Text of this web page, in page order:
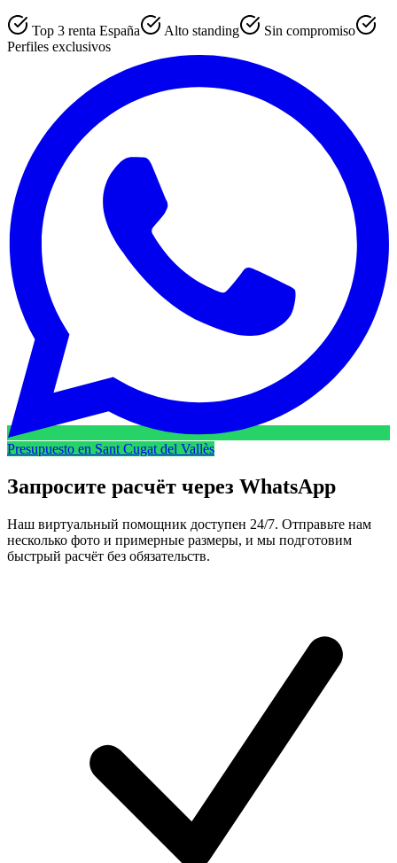
Top 3 renta España Alto standing
Sin compromiso
Perfiles exclusivos
Presupuesto en Sant Cugat del Vallès
Запросите расчёт через WhatsApp
Наш виртуальный помощник доступен 24/7. Отправьте нам
несколько фото и примерные размеры, и мы подготовим
быстрый расчёт без обязательств.